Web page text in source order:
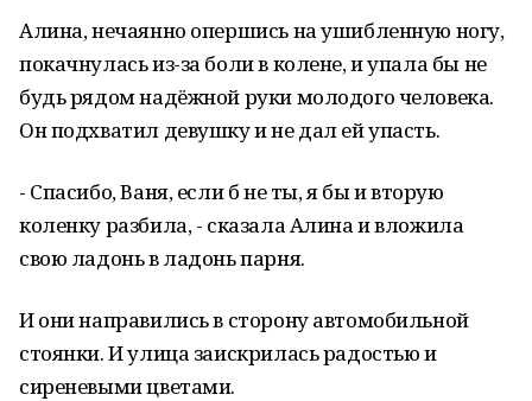
Алина, нечаянно опершись на ушибленную ногу,
покачнулась из-за боли в колене, и упала бы не
будь рядом надёжной руки молодого человека.
Он подхватил девушку и не дал ей упасть.
- Спасибо, Ваня, если б не ты, я бы и вторую
коленку разбила, - сказала Алина и вложила
свою ладонь в ладонь парня.
И они направились в сторону автомобильной
стоянки. И улица заискрилась радостью и
сиреневыми цветами.